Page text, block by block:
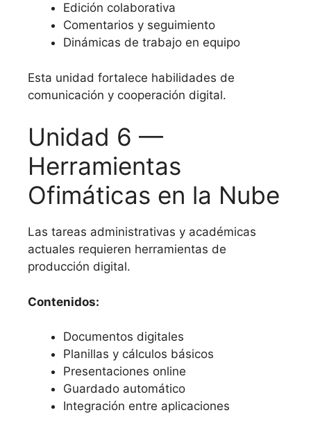
Edición colaborativa
Comentarios y seguimiento
Dinámicas de trabajo en equipo
Esta unidad fortalece habilidades de
comunicación y cooperación digital.
Unidad 6 —
Herramientas
Ofimáticas en la Nube
Las tareas administrativas y académicas
actuales requieren herramientas de
producción digital.
Contenidos:
Documentos digitales
Planillas y cálculos básicos
Presentaciones online
Guardado automático
Integración entre aplicaciones